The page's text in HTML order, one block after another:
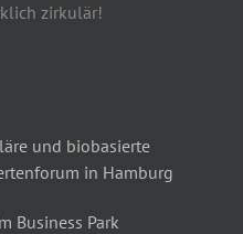
zirkulär!
und biobasierte
in Hamburg
Business Park